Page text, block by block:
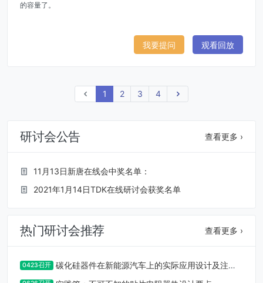
的容量了。
我要提问 观看回放
上一页
1 2 3 4
研讨会公告 查看更多 ›
11月13日新唐在线会中奖名单：
2021年1月14日TDK在线研讨会获奖名单
热门研讨会推荐 查看更多 ›
0423召开
碳化硅器件在新能源汽车上的实际应用设计及注意
事项